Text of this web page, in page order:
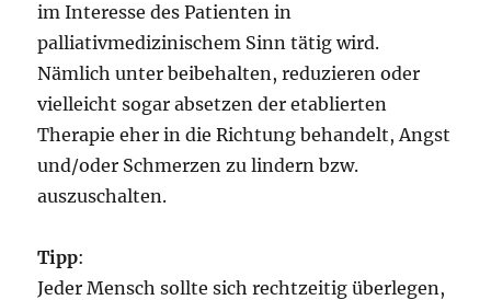
im Interesse des Patienten in
palliativmedizinischem Sinn tätig wird.
Nämlich unter beibehalten, reduzieren oder
vielleicht sogar absetzen der etablierten
Therapie eher in die Richtung behandelt, Angst
und/oder Schmerzen zu lindern bzw.
auszuschalten.
Tipp:
Jeder Mensch sollte sich rechtzeitig überlegen,